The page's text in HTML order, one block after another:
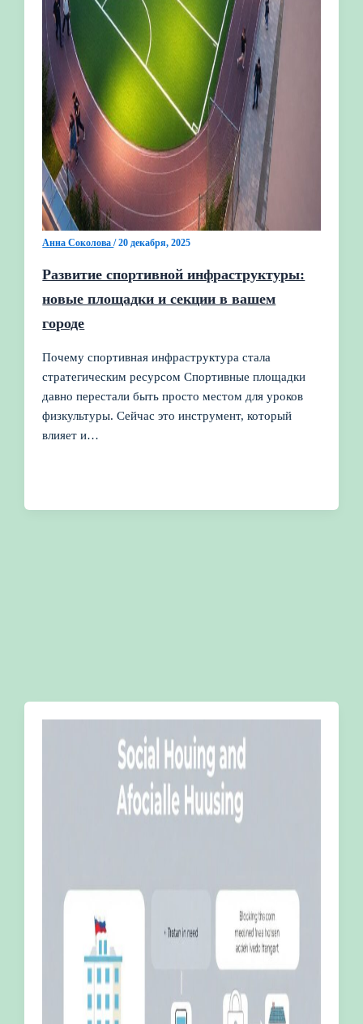
Анна Соколова/20 декабря, 2025
Развитие спортивной инфраструктуры:
новые площадки и секции в вашем
городе
Почему спортивная инфраструктура стала
стратегическим ресурсом Спортивные площадки
давно перестали быть просто местом для уроков
физкультуры. Сейчас это инструмент, который
влияет и…